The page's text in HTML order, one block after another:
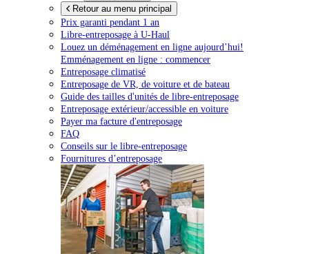
Retour au menu principal
Prix garanti pendant 1 an
Libre-entreposage à U-Haul
Louez un déménagement en ligne aujourd’hui!
Emménagement en ligne : commencer
Entreposage climatisé
Entreposage de VR, de voiture et de bateau
Guide des tailles d'unités de libre-entreposage
Entreposage extérieur/accessible en voiture
Payer ma facture d'entreposage
FAQ
Conseils sur le libre-entreposage
Fournitures d’entreposage